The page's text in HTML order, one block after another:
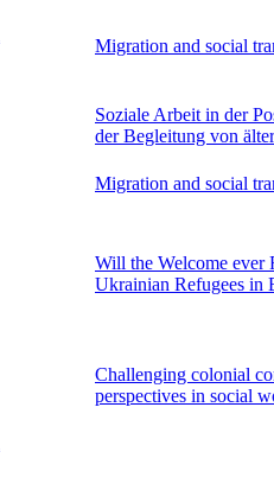
Migration and social
Soziale Arbeit in der
der Begleitung von
Migration and social
Will the Welcome ever
Ukrainian Refugees in
Challenging colonial
perspectives in social